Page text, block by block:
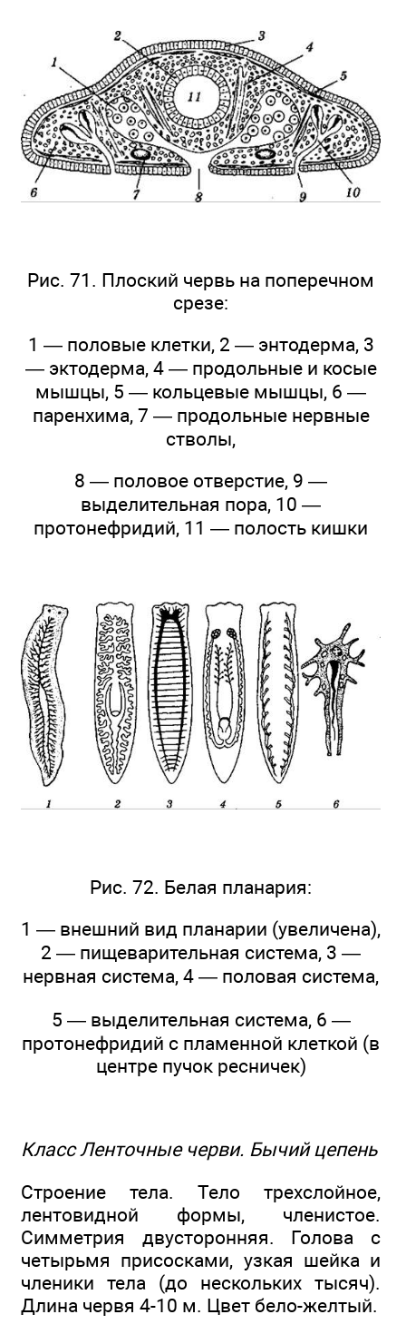
Рис. 71. Плоский червь на поперечном
срезе:
1 — половые клетки, 2 — энтодерма, 3
— эктодерма, 4 — продольные и косые
мышцы, 5 — кольцевые мышцы, 6 —
паренхима, 7 — продольные нервные
стволы,
8 — половое отверстие, 9 —
выделительная пора, 10 —
протонефридий, 11 — полость кишки
Рис. 72. Белая планария:
1 — внешний вид планарии (увеличена),
2 — пищеварительная система, 3 —
нервная система, 4 — половая система,
5 — выделительная система, 6 —
протонефридий с пламенной клеткой (в
центре пучок ресничек)
Класс Ленточные черви. Бычий цепень
Строение тела. Тело трехслойное,
лентовидной формы, членистое.
Симметрия двусторонняя. Голова с
четырьмя присосками, узкая шейка и
членики тела (до нескольких тысяч).
Длина червя 4-10 м. Цвет бело-желтый.